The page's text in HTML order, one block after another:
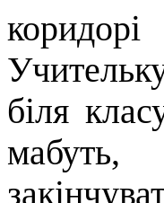
бiля